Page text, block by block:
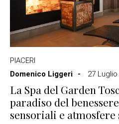
PIACERI
Domenico Liggeri
27
La Spa del Garden
paradiso del
sensoriali e atmosfere